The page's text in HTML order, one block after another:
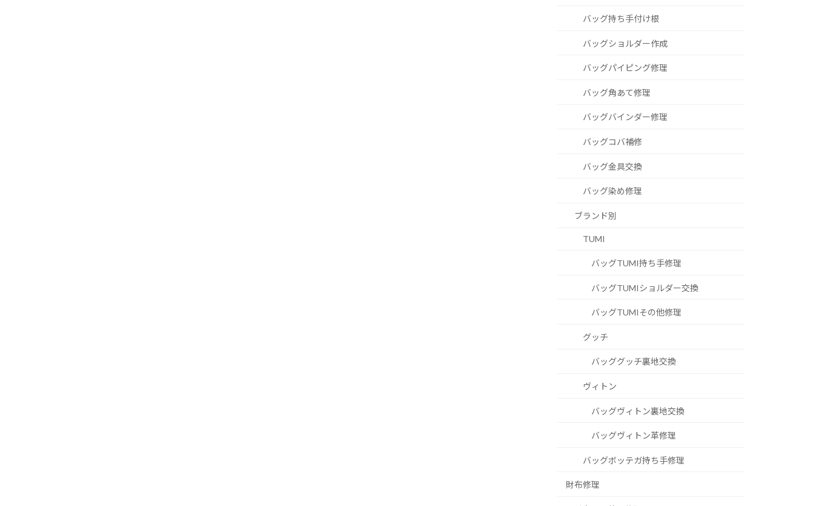
バッグ持ち手付け根
バッグショルダー作成
バッグパイピング修理
バッグ角あて修理
バッグバインダー修理
バッグコバ補修
バッグ金具交換
バッグ染め修理
ブランド別
TUMI
バッグTUMI持ち手修理
バッグTUMIショルダー交換
バッグTUMIその他修理
グッチ
バッググッチ裏地交換
ヴィトン
バッグヴィトン裏地交換
バッグヴィトン革修理
バッグボッテガ持ち手修理
財布修理